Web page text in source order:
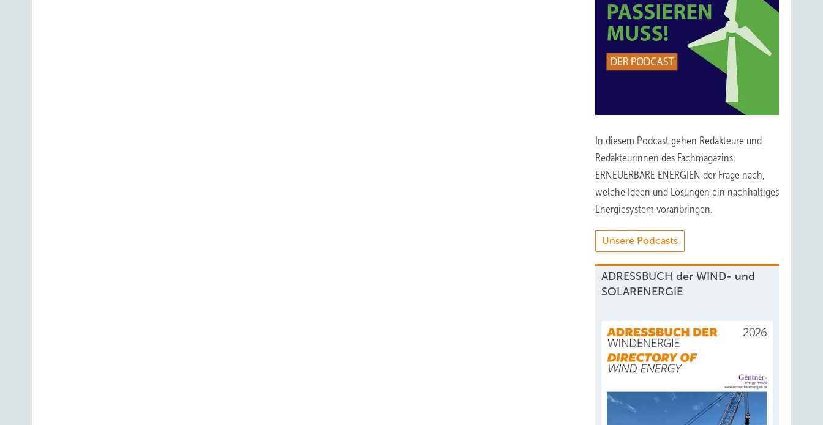
In diesem Podcast gehen Redakteure und
Redakteurinnen des Fachmagazins
ERNEUERBARE ENERGIEN der Frage nach,
welche Ideen und Lösungen ein nachhaltiges
Energiesystem voranbringen.
Unsere Podcasts
ADRESSBUCH der WIND- und
SOLARENERGIE